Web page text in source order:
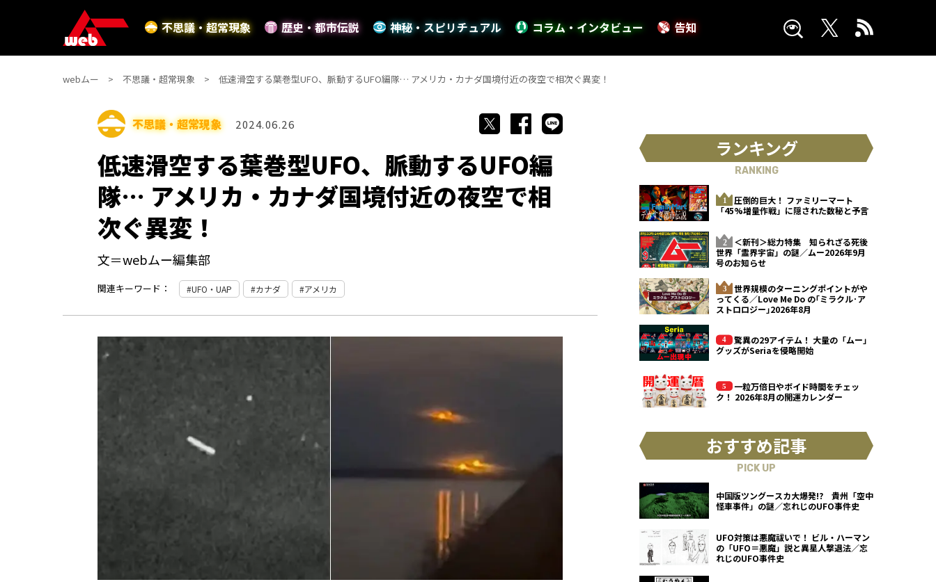
不思議・超常現象 歴史・都市伝説 神秘・スピリチュアル コラム・インタビュー 告知
webムー 不思議・超常現象 低速滑空する葉巻型UFO、脈動するUFO編隊… アメリカ・カナダ国境付近の夜空で相次ぐ異変！
不思議・超常現象 2024.06.26
低速滑空する葉巻型UFO、脈動するUFO編
隊… アメリカ・カナダ国境付近の夜空で相
次ぐ異変！
文＝webムー編集部
関連キーワード： UFO・UAP カナダ アメリカ
ランキング
RANKING
圧倒的巨大！ ファミリーマート
「45%増量作戦」に隠された数秘と予言
＜新刊＞総力特集 知られざる死後
世界「霊界宇宙」の謎／ムー2026年9月
号のお知らせ
世界規模のターニングポイントがや
ってくる／Love Me Do の｢ミラクル･ア
ストロロジー｣2026年8月
驚異の29アイテム！ 大量の「ムー」
グッズがSeriaを侵略開始
一粒万倍日やボイド時間をチェッ
ク！ 2026年8月の開運カレンダー
おすすめ記事
PICK UP
中国版ツングースカ大爆発!? 貴州「空中
怪車事件」の謎／忘れじのUFO事件史
UFO対策は悪魔祓いで！ ビル・ハーマン
の「UFO＝悪魔」説と異星人撃退法／忘
れじのUFO事件史